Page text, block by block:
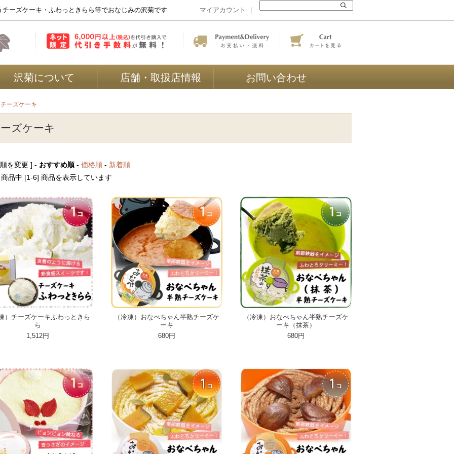
ーズケーキ・ふわっときらら等でおなじみの沢菊です マイアカウント ｜
沢菊について 店舗・取扱店情報 お問い合わせ
チーズケーキ
ズケーキ
を変更 ] - おすすめ順- 価格順 - 新着順
品中 [1-6] 商品を表示しています
）チーズケーキふわっときら
ら
1,512円
（冷凍）おなべちゃん半熟チーズケ
ーキ
680円
（冷凍）おなべちゃん半熟チーズケ
ーキ（抹茶）
680円